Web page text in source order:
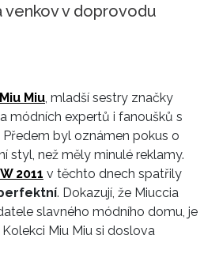
venkov v doprovodu
Miu Miu , mladší sestry značky
módních expertů i fanoušků s
byl oznámen pokus o
styl, než měly minulé reklamy.
2011 v těchto dnech spatřily
. Dokazují, že Miuccia
slavného módního domu, je
Miu Miu si doslova